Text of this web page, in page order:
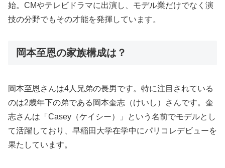
始。CMやテレビドラマに出演し、モデル業だけでなく演
技の分野でもその才能を発揮しています。
岡本至恩の家族構成は？
岡本至恩さんは4人兄弟の長男です。特に注目されている
のは2歳年下の弟である岡本奎志（けいし）さんです。奎
志さんは「Casey（ケイシー）」という名前でモデルとし
て活躍しており、早稲田大学在学中にパリコレデビューを
果たしています。